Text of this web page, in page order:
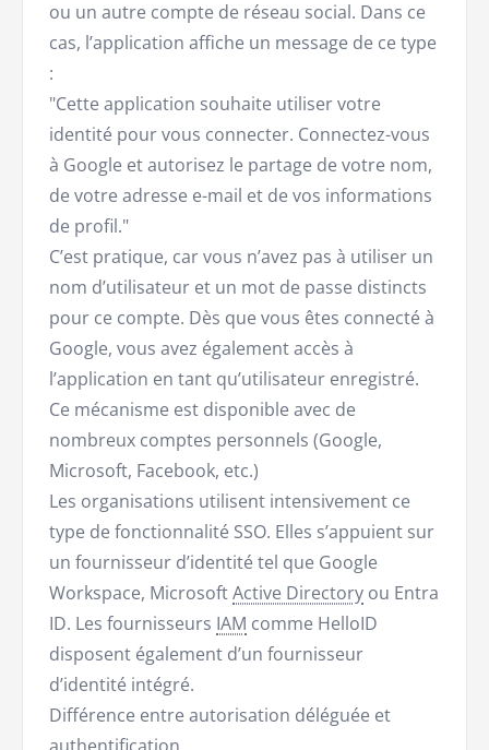
ou un autre compte de réseau social. Dans ce
cas, l’application affiche un message de ce type
:
"Cette application souhaite utiliser votre
identité pour vous connecter. Connectez-vous
à Google et autorisez le partage de votre nom,
de votre adresse e-mail et de vos informations
de profil."
C’est pratique, car vous n’avez pas à utiliser un
nom d’utilisateur et un mot de passe distincts
pour ce compte. Dès que vous êtes connecté à
Google, vous avez également accès à
l’application en tant qu’utilisateur enregistré.
Ce mécanisme est disponible avec de
nombreux comptes personnels (Google,
Microsoft, Facebook, etc.)
Les organisations utilisent intensivement ce
type de fonctionnalité SSO. Elles s’appuient sur
un fournisseur d’identité tel que Google
Workspace, MicrosoftActive Directory ou Entra
ID. Les fournisseurs IAM comme HelloID
disposent également d’un fournisseur
d’identité intégré.
Différence entre autorisation déléguée et